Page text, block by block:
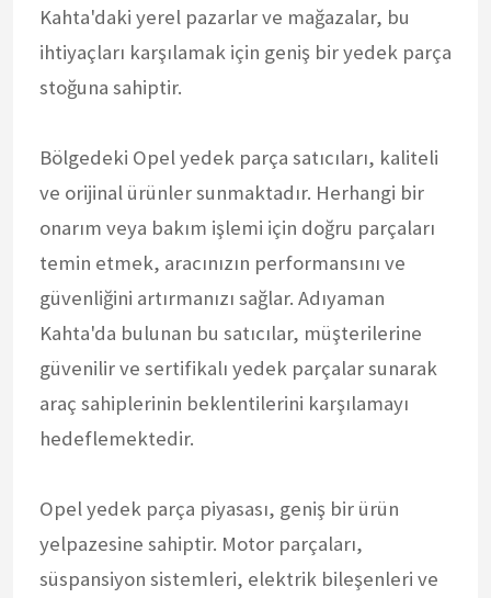
Kahta'daki yerel pazarlar ve mağazalar, bu
ihtiyaçları karşılamak için geniş bir yedek parça
stoğuna sahiptir.
Bölgedeki Opel yedek parça satıcıları, kaliteli
ve orijinal ürünler sunmaktadır. Herhangi bir
onarım veya bakım işlemi için doğru parçaları
temin etmek, aracınızın performansını ve
güvenliğini artırmanızı sağlar. Adıyaman
Kahta'da bulunan bu satıcılar, müşterilerine
güvenilir ve sertifikalı yedek parçalar sunarak
araç sahiplerinin beklentilerini karşılamayı
hedeflemektedir.
Opel yedek parça piyasası, geniş bir ürün
yelpazesine sahiptir. Motor parçaları,
süspansiyon sistemleri, elektrik bileşenleri ve